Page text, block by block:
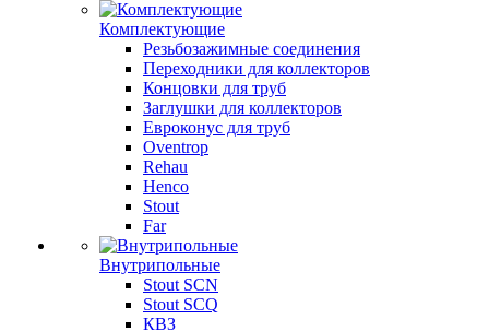
Комплектующие
Резьбозажимные соединения
Переходники для коллекторов
Концовки для труб
Заглушки для коллекторов
Евроконус для труб
Oventrop
Rehau
Henco
Stout
Far
Внутрипольные
Stout SCN
Stout SCQ
КВЗ